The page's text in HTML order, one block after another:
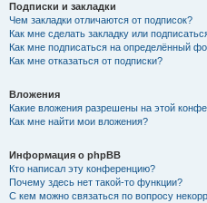
Подписки и закладки
Чем закладки отличаются от подписок?
Как мне сделать закладку или
Как мне подписаться на определённый
Как мне отказаться от подписки?
Вложения
Какие вложения разрешены на этой
Как мне найти мои вложения?
Информация о phpBB
Кто написал эту конференцию?
Почему здесь нет такой-то функции?
С кем можно связаться по вопросу